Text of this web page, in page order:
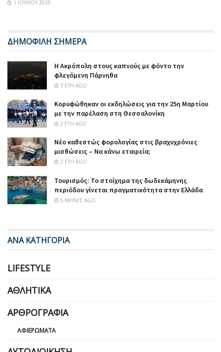
1 ΙΟΥΛΊΟΥ 2026
ΔΗΜΟΦΙΛΗ ΣΗΜΕΡΑ
Η Ακρόπολη στους καπνούς με φόντο την
φλεγόμενη Πάρνηθα
3 ΈΤΗ AGO
Κορυφώθηκαν οι εκδηλώσεις για την 25η Μαρτίου
με την παρέλαση στη Θεσσαλονίκη
2 ΈΤΗ AGO
Νέο καθεστώς φορολογίας στις βραχυχρόνιες
μισθώσεις – Να κάνω εταιρεία;
2 ΈΤΗ AGO
Τουρισμός: Το στοίχημα της δωδεκάμηνης
περιόδου γίνεται πραγματικότητα στην Ελλάδα
5 ΜΉΝΕΣ AGO
ΑΝΑ ΚΑΤΗΓΟΡΙΑ
LIFESTYLE
ΑΘΛΗΤΙΚΆ
ΑΡΘΡΟΓΡΑΦΊΑ
ΑΦΙΕΡΏΜΑΤΑ